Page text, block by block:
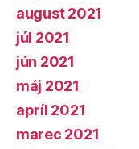
august 2021
júl 2021
jún 2021
máj 2021
apríl 2021
marec 2021